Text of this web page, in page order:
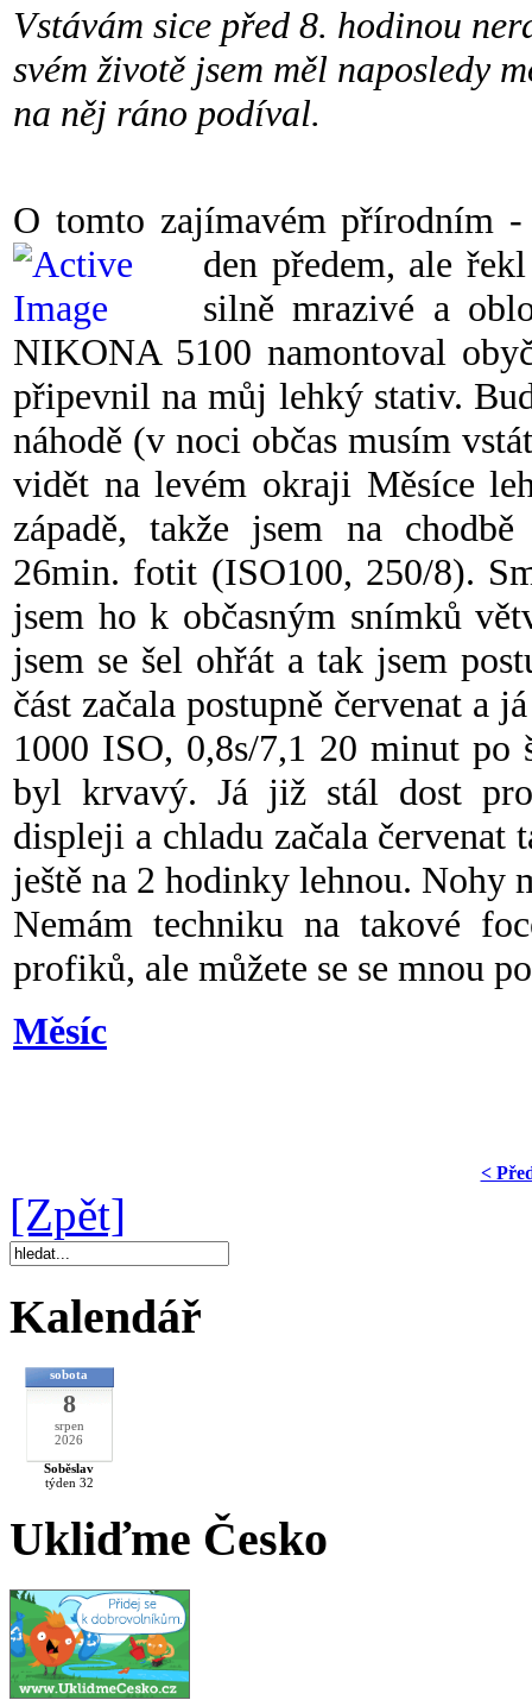
Vstávám sice před 8. hodinou
svém životě jsem měl naposledy
na něj ráno podíval.
O tomto zajímavém přírodním -
den předem, ale
silně mrazivé a
NIKONA 5100 namontoval
připevnil na můj lehký stativ.
náhodě (v noci občas musím
vidět na levém okraji Měsíce
západě, takže jsem na
26min. fotit (ISO100, 250/8).
jsem ho k občasným snímků
jsem se šel ohřát a tak jsem
část začala postupně červenat a
1000 ISO, 0,8s/7,1 20 minut
byl krvavý. Já již stál dost
displeji a chladu začala červenat
ještě na 2 hodinky lehnou. Nohy
Nemám techniku na takové
profiků, ale můžete se se mnou
Měsíc
<
[Zpět]
Kalendář
sobota
8
srpen
2026
Soběslav
týden 32
Ukliďme Česko